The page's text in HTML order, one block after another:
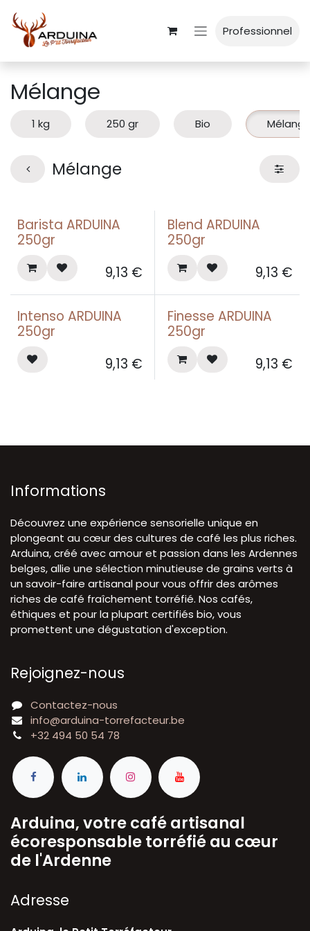
Professionnel
Mélange
1 kg 250 gr Bio
Mélange
Best seller
Barista ARDUINA
250gr
9,13 €
Blend ARDUINA
250gr
9,13 €
Intenso ARDUINA
250gr
9,13 €
Finesse ARDUINA
250gr
9,13 €
Informations
Découvrez une expérience sensorielle unique en
plongeant au cœur des cultures de café les plus riches.
Arduina, créé avec amour et passion dans les Ardennes
belges, allie une sélection minutieuse de grains verts à
un savoir-faire artisanal pour vous offrir des arômes
riches de café fraîchement torréfié. Nos cafés,
éthiques et pour la plupart certifiés bio, vous
promettent une dégustation d'exception.
Rejoignez-nous
Contactez-nous
info@arduina-torrefacteur.be
+32 494 50 54 78
Arduina, votre café artisanal
écoresponsable torréfié au cœur
de l'Ardenne
A​dresse